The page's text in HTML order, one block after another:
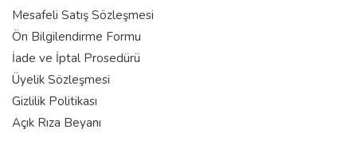
Mesafeli Satış Sözleşmesi
Ön Bilgilendirme Formu
İade ve İptal Prosedürü
Üyelik Sözleşmesi
Gizlilik Politikası
Açık Rıza Beyanı